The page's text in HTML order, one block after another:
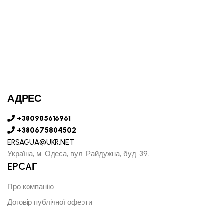
АДРЕС
+380985616961
+380675804502
ERSAGUA@UKR.NET
Україна, м. Одеса, вул. Райдужна, буд. 39.
EPCAГ
Про компанію
Договір публічної оферти